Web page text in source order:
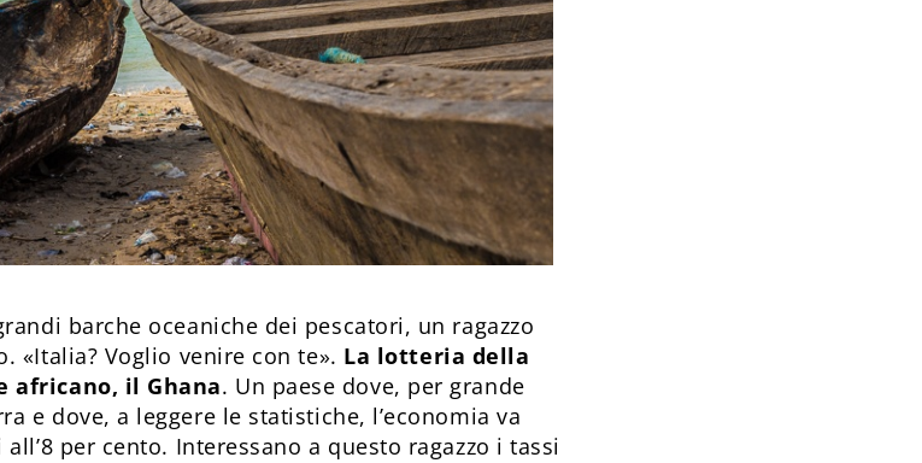
barche oceaniche dei pescatori, un ragazzo
«Italia? Voglio venire con te». La lotteria della
africano, il Ghana. Un paese dove, per grande
e dove, a leggere le statistiche, l’economia va
per cento. Interessano a questo ragazzo i tassi